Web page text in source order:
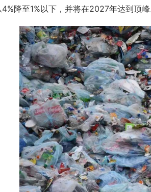
降至1%以下，并将在2027年达到顶